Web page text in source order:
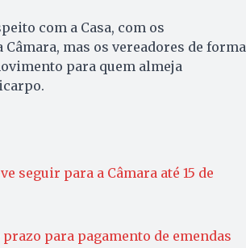
com a Casa, com os
mas os vereadores de forma
para quem almeja
seguir para a Câmara até 15 de
para pagamento de emendas